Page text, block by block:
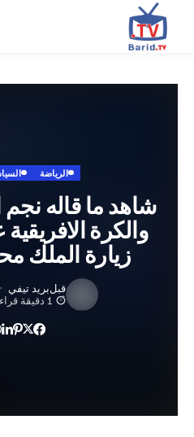
السياسة فيديو
ما قاله نجم
الافريقية عبيدي
زيارة الملك محمد
بريد تيفي
فبراير 16, 2017